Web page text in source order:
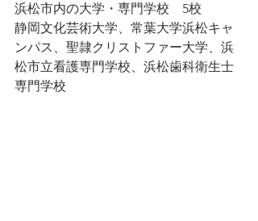
浜松市内の大学・専門学校　5校
静岡文化芸術大学、常葉大学浜松キャ
ンパス、聖隷クリストファー大学、浜
松市立看護専門学校、浜松歯科衛生士
専門学校